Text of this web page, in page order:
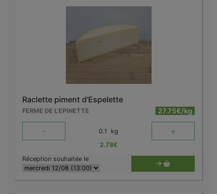
Raclette piment d'Espelette
FERME DE L'EPINETTE 27.75€/kg
- 0.1 kg +
2.78€
Réception souhaitée le